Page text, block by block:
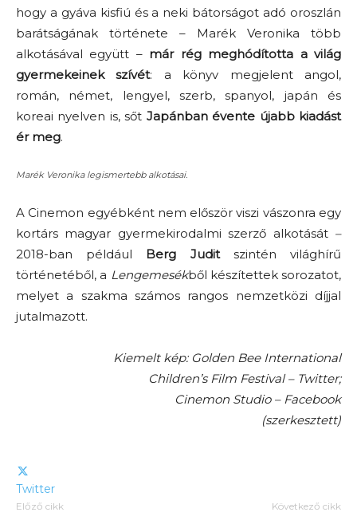
hogy a gyáva kisfiú és a neki bátorságot adó oroszlán
barátságának története – Marék Veronika több
alkotásával együtt – már rég meghódította a világ
gyermekeinek szívét: a könyv megjelent angol,
román, német, lengyel, szerb, spanyol, japán és
koreai nyelven is, sőt Japánban évente újabb kiadást
ér meg.
Marék Veronika legismertebb alkotásai.
A Cinemon egyébként nem először viszi vászonra egy
kortárs magyar gyermekirodalmi szerző alkotását –
2018-ban például Berg Juditszintén világhírű
történetéből, a Lengemesékből készítettek sorozatot,
melyet a szakma számos rangos nemzetközi díjjal
jutalmazott.
Kiemelt kép: Golden Bee International
Children’s Film Festival – Twitter;
Cinemon Studio – Facebook
(szerkesztett)
Twitter
Előző cikk Következő cikk